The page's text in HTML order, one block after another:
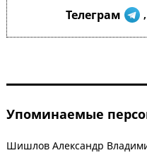
Телеграм ,
Упоминаемые
Шишлов Александр